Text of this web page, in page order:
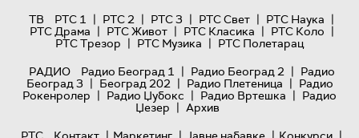
ТВ
РТС 1 | РТС 2 | РТС 3 | РТС Свет | РТС Наука |
РТС Драма | РТС Живот | РТС Класика | РТС Коло |
РТС Трезор | РТС Музика | РТС Полетарац
РАДИО
Радио Београд 1 | Радио Београд 2 | Радио
Београд 3 | Београд 202 | Радио Плетеница | Радио
Рокенролер | Радио Џубокс | Радио Вртешка | Радио
Џезер | Архив